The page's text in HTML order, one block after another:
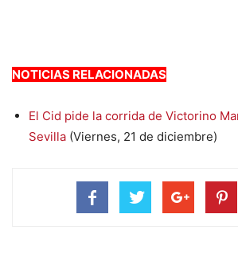
NOTICIAS RELACIONADAS
El Cid pide la corrida de Victorino
Sevilla (Viernes, 21 de diciembre)